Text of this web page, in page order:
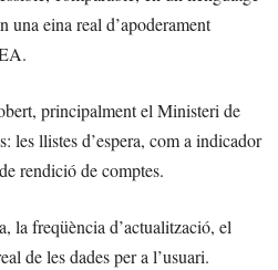
eina real d’apoderament
principalment el Ministeri de
les llistes d’espera, com a indicador
rendició de comptes.
la freqüència d’actualització, el
de les dades per a l’usuari.